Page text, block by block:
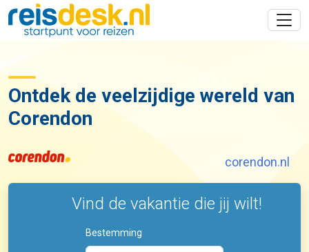
Ontdek de veelzijdige wereld van
Corendon
corendon.nl
Vind de vakantie die jij wilt!
Bestemming